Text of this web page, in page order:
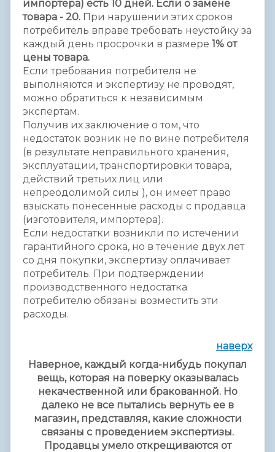
импортера) есть 10 дней. Если о замене
товара - 20. При нарушении этих сроков
потребитель вправе требовать неустойку за
каждый день просрочки в размере 1% от
цены товара.
Если требования потребителя не
выполняются и экспертизу не проводят,
можно обратиться к независимым
экспертам.
Получив их заключение о том, что
недостаток возник не по вине потребителя
(в результате неправильного хранения,
эксплуатации, транспортировки товара,
действий третьих лиц или
непреодолимой силы ), он имеет право
взыскать понесенные расходы с продавца
(изготовителя, импортера).
Если недостатки возникли по истечении
гарантийного срока, но в течение двух лет
со дня покупки, экспертизу оплачивает
потребитель. При подтверждении
производственного недостатка
потребителю обязаны возместить эти
расходы.
наверх
Наверное, каждый когда-нибудь покупал
вещь, которая на поверку оказывалась
некачественной или бракованной. Но
далеко не все пытались вернуть ее в
магазин, представляя, какие сложности
связаны с проведением экспертизы.
Продавцы умело открещиваются от